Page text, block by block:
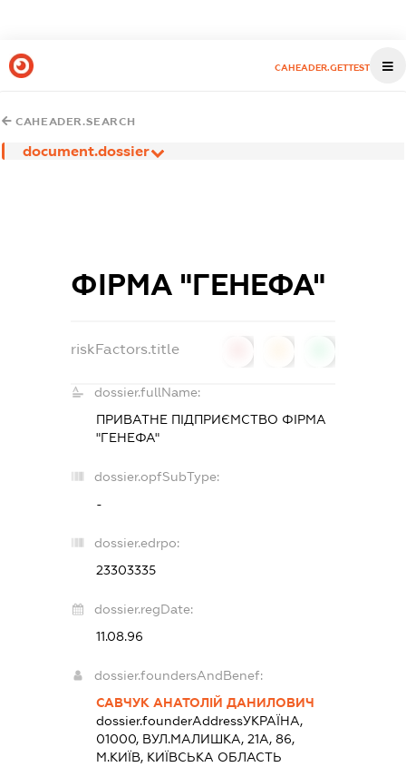
CAHEADER.GETTEST
CAHEADER.SEARCH
document.dossier
ФІРМА "ГЕНЕФА"
riskFactors.title
dossier.fullName:
ПРИВАТНЕ ПІДПРИЄМСТВО ФІРМА
"ГЕНЕФА"
dossier.opfSubType:
-
dossier.edrpo:
23303335
dossier.regDate:
11.08.96
dossier.foundersAndBenef:
САВЧУК АНАТОЛІЙ ДАНИЛОВИЧ
dossier.founderAddressУКРАЇНА,
01000, ВУЛ.МАЛИШКА, 21А, 86,
М.КИЇВ, КИЇВСЬКА ОБЛАСТЬ